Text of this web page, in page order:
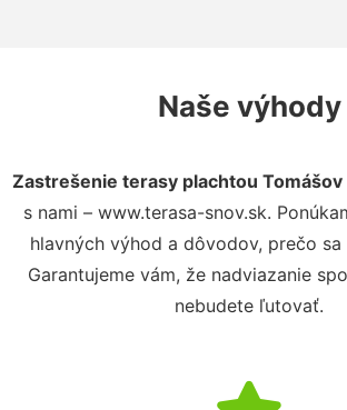
Naše výhody
Zastrešenie terasy plachtou Tomášov
s nami – www.terasa-snov.sk.
hlavných výhod a dôvodov, prečo
Garantujeme vám, že nadviazanie
nebudete ľutovať.